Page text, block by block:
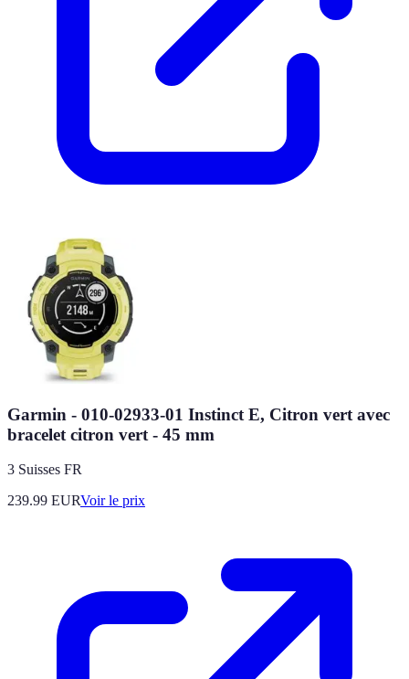
Garmin - 010-02933-01 Instinct E, Citron vert avec
bracelet citron vert - 45 mm
3 Suisses FR
239.99 EURVoir le prix